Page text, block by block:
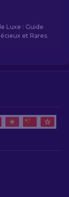
Luxe : Guide
et Rares.